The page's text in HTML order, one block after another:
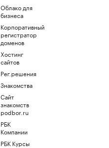
Облако для
бизнеса
Корпоративный
регистратор
доменов
Хостинг
сайтов
Рег.решения
Знакомства
Сайт
знакомств
podbor.ru
РБК
Компании
РБК Курсы